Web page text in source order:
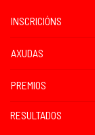
INSCRICIÓNS
AXUDAS
PREMIOS
RESULTADOS